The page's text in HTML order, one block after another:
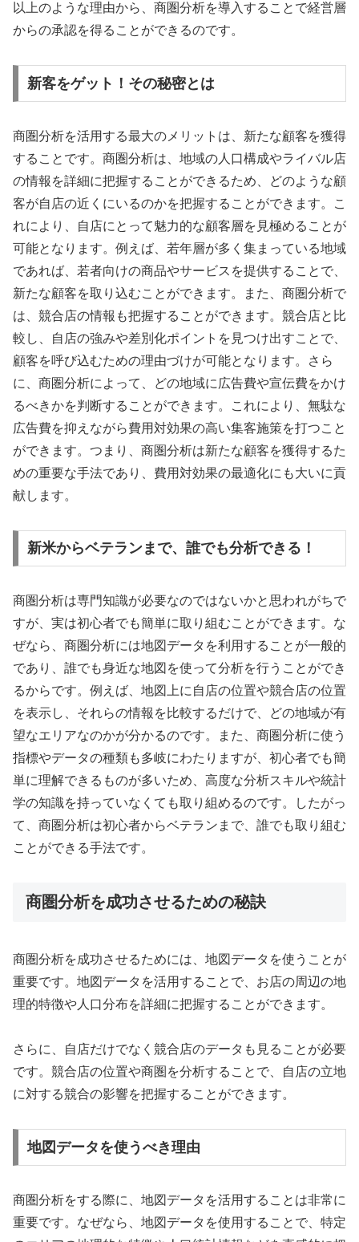
以上のような理由から、商圏分析を導入することで経営層
からの承認を得ることができるのです。
新客をゲット！その秘密とは
商圏分析を活用する最大のメリットは、新たな顧客を獲得
することです。商圏分析は、地域の人口構成やライバル店
の情報を詳細に把握することができるため、どのような顧
客が自店の近くにいるのかを把握することができます。こ
れにより、自店にとって魅力的な顧客層を見極めることが
可能となります。例えば、若年層が多く集まっている地域
であれば、若者向けの商品やサービスを提供することで、
新たな顧客を取り込むことができます。また、商圏分析で
は、競合店の情報も把握することができます。競合店と比
較し、自店の強みや差別化ポイントを見つけ出すことで、
顧客を呼び込むための理由づけが可能となります。さら
に、商圏分析によって、どの地域に広告費や宣伝費をかけ
るべきかを判断することができます。これにより、無駄な
広告費を抑えながら費用対効果の高い集客施策を打つこと
ができます。つまり、商圏分析は新たな顧客を獲得するた
めの重要な手法であり、費用対効果の最適化にも大いに貢
献します。
新米からベテランまで、誰でも分析できる！
商圏分析は専門知識が必要なのではないかと思われがちで
すが、実は初心者でも簡単に取り組むことができます。な
ぜなら、商圏分析には地図データを利用することが一般的
であり、誰でも身近な地図を使って分析を行うことができ
るからです。例えば、地図上に自店の位置や競合店の位置
を表示し、それらの情報を比較するだけで、どの地域が有
望なエリアなのかが分かるのです。また、商圏分析に使う
指標やデータの種類も多岐にわたりますが、初心者でも簡
単に理解できるものが多いため、高度な分析スキルや統計
学の知識を持っていなくても取り組めるのです。したがっ
て、商圏分析は初心者からベテランまで、誰でも取り組む
ことができる手法です。
商圏分析を成功させるための秘訣
商圏分析を成功させるためには、地図データを使うことが
重要です。地図データを活用することで、お店の周辺の地
理的特徴や人口分布を詳細に把握することができます。
さらに、自店だけでなく競合店のデータも見ることが必要
です。競合店の位置や商圏を分析することで、自店の立地
に対する競合の影響を把握することができます。
地図データを使うべき理由
商圏分析をする際に、地図データを活用することは非常に
重要です。なぜなら、地図データを使用することで、特定